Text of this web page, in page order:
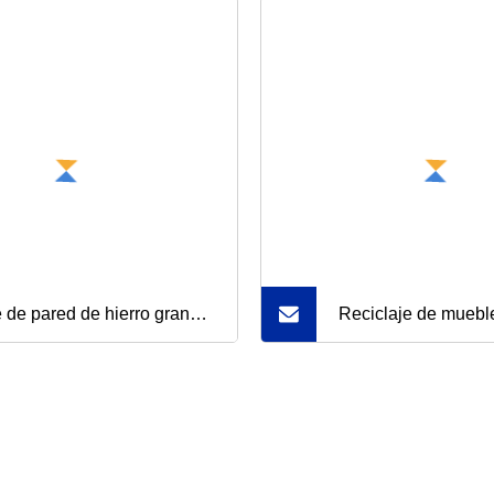
de pared de hierro grande Reciclaje de